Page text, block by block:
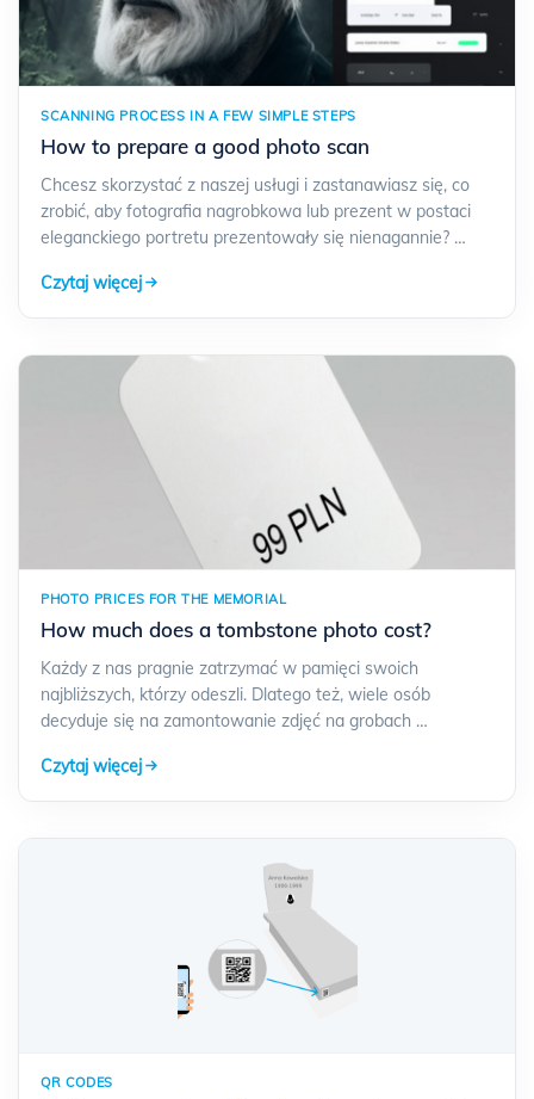
SCANNING PROCESS IN A FEW SIMPLE STEPS
How to prepare a good photo scan
Chcesz skorzystać z naszej usługi i zastanawiasz się, co
zrobić, aby fotografia nagrobkowa lub prezent w postaci
eleganckiego portretu prezentowały się nienagannie? …
Czytaj więcej
PHOTO PRICES FOR THE MEMORIAL
How much does a tombstone photo cost?
Każdy z nas pragnie zatrzymać w pamięci swoich
najbliższych, którzy odeszli. Dlatego też, wiele osób
decyduje się na zamontowanie zdjęć na grobach …
Czytaj więcej
QR CODES